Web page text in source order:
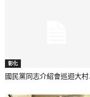
彰化
國民黨同志介紹會巡迴大村